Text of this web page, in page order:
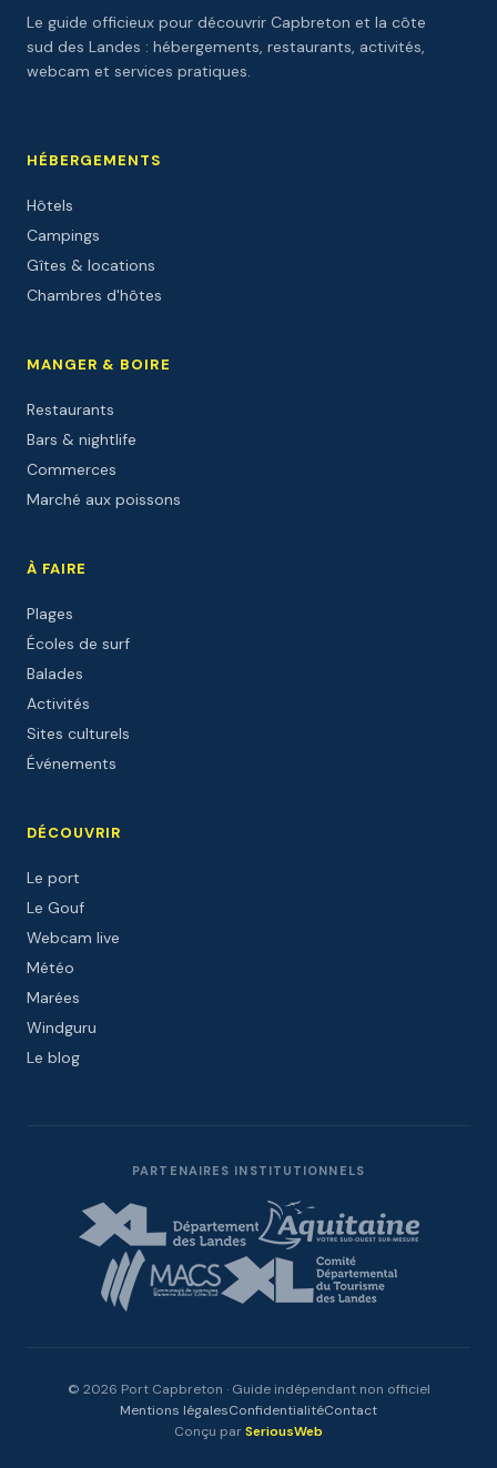
Le guide officieux pour découvrir Capbreton et la côte
sud des Landes : hébergements, restaurants, activités,
webcam et services pratiques.
HÉBERGEMENTS
Hôtels
Campings
Gîtes & locations
Chambres d'hôtes
MANGER & BOIRE
Restaurants
Bars & nightlife
Commerces
Marché aux poissons
À FAIRE
Plages
Écoles de surf
Balades
Activités
Sites culturels
Événements
DÉCOUVRIR
Le port
Le Gouf
Webcam live
Météo
Marées
Windguru
Le blog
PARTENAIRES INSTITUTIONNELS
© 2026 Port Capbreton · Guide indépendant non officiel
Mentions légalesConfidentialitéContact
Conçu parSeriousWeb